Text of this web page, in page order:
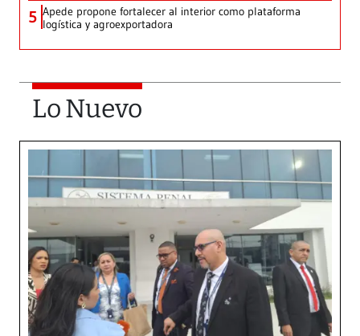
5 Apede propone fortalecer al interior como plataforma
logística y agroexportadora
Lo Nuevo